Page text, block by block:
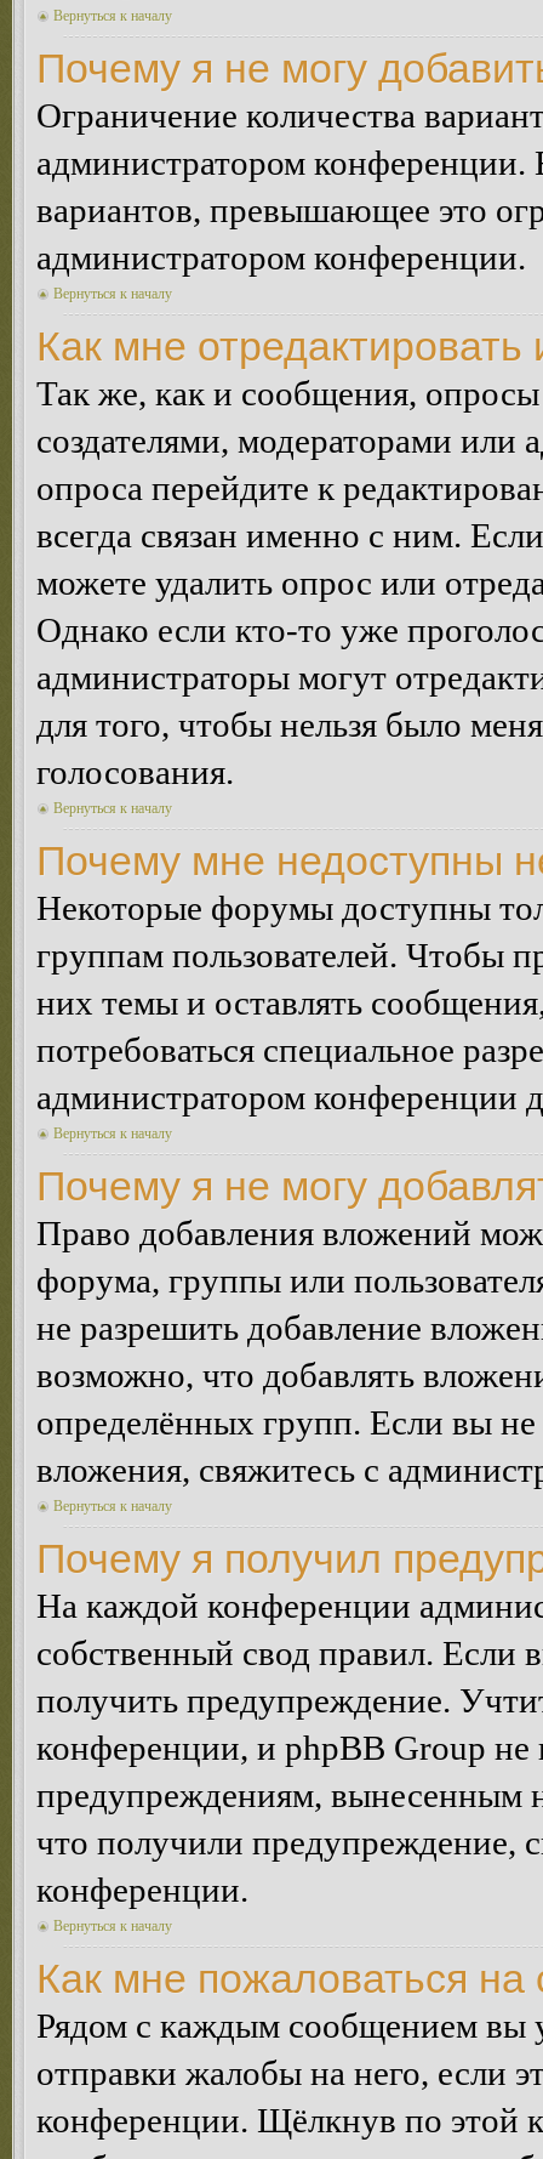
Вернуться к началу
Почему я не могу
Ограничение количества
администратором конференции.
вариантов, превышающее это
администратором конференции.
Вернуться к началу
Как мне
Так же, как и сообщения, опросы
создателями, модераторами или
опроса перейдите к
всегда связан именно с ним.
можете удалить опрос или
Однако если кто-то уже
администраторы могут
для того, чтобы нельзя было
голосования.
Вернуться к началу
Почему мне недоступны
Некоторые форумы доступны
группам пользователей. Чтобы
них темы и оставлять
потребоваться специальное
администратором конференции
Вернуться к началу
Почему я не могу
Право добавления вложений
форума, группы или
не разрешить добавление
возможно, что добавлять
определённых групп. Если вы не
вложения, свяжитесь с
Вернуться к началу
Почему я получил
На каждой конференции
собственный свод правил.
получить предупреждение.
конференции, и phpBB Group не
предупреждениям, вынесенным
что получили предупреждение,
конференции.
Вернуться к началу
Как мне пожаловаться
Рядом с каждым сообщением вы
отправки жалобы на него, если
конференции. Щёлкнув по этой